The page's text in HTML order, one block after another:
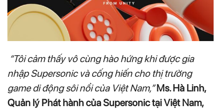
“Tôi cảm thấy vô cùng hào hứng khi được gia
nhập Supersonic và cống hiến cho thị trường
game di động sôi nổi của Việt Nam,” Ms. Hà Linh,
Quản lý Phát hành của Supersonic tại Việt Nam,